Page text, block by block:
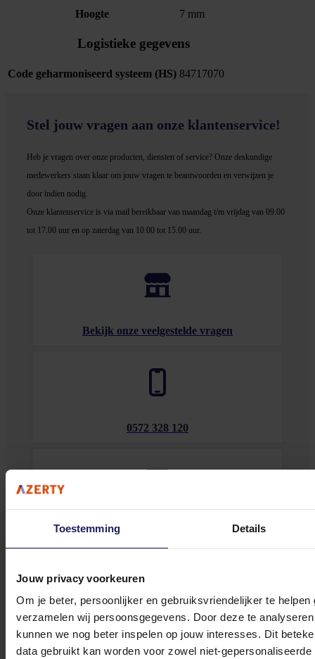
Toestemming Details
Jouw privacy voorkeuren
Om je beter, persoonlijker en gebruiksvriendelijker te
verzamelen wij persoonsgegevens. Door deze te
kunnen we nog beter inspelen op jouw interesses. Dit
data gebruikt kan worden voor zowel niet-
Hoogte 7 mm
Logistieke gegevens
Code geharmoniseerd systeem (HS) 84717070
Stel jouw vragen aan onze klantenservice!
Heb je vragen over onze producten, diensten of service? Onze deskundige
medewerkers staan klaar om jouw vragen te beantwoorden en verwijzen je
door indien nodig.
Onze klantenservice is via mail bereikbaar van maandag t/m vrijdag van 09.00
tot 17.00 uur en op zaterdag van 10.00 tot 15.00 uur.
Bekijk onze veelgestelde vragen
0572 328 120
Klantenservice@azerty.nl
Meld je aan voor onze nieuwsbrief!
Ontvang als eerste de beste deals in je inbox
Meld je aan